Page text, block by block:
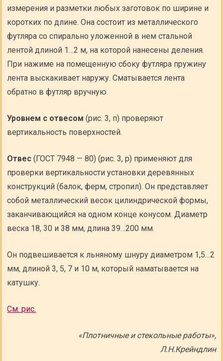
измерения и разметки любых заготовок по ширине и
коротких по длине. Она состоит из металлического
футляра со спирально уложенной в нем стальной
лентой длиной 1…2 м, на которой нанесены деления.
При нажиме на помещенную сбоку футляра пружину
лента выскакивает наружу. Сматывается лента
обратно в футляр вручную.
Уровнем с отвесом (рис. 3, п) проверяют
вертикальность поверхностей.
Отвес(ГОСТ 7948 — 80) (рис. 3, р) применяют для
проверки вертикальности установки деревянных
конструкций (балок, ферм, стропил). Он представляет
собой металлический весок цилиндрической формы,
заканчивающийся на одном конце конусом. Диаметр
веска 18, 30 и 38 мм, длина 39…200 мм.
Он подвешивается к льняному шнуру диаметром 1,5…2
мм, длиной 3, 5, 7 и 10 м, который наматывается на
катушку.
См. рис.
«Плотничные и стекольные работы»,
Л.Н.Крейндлин